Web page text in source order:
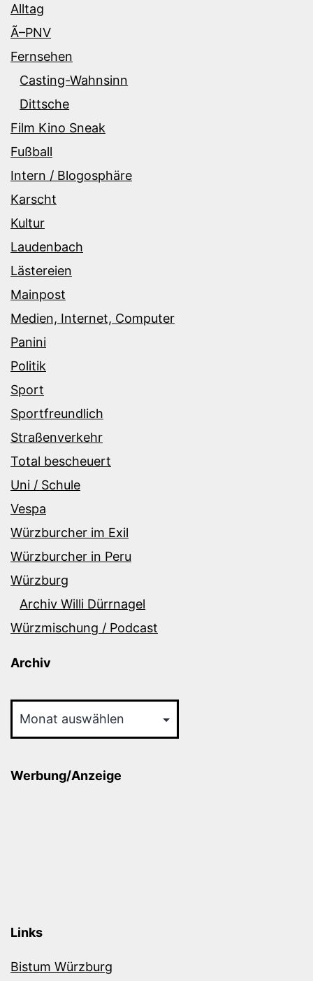
Alltag
Ã–PNV
Fernsehen
Casting-Wahnsinn
Dittsche
Film Kino Sneak
Fußball
Intern / Blogosphäre
Karscht
Kultur
Laudenbach
Lästereien
Mainpost
Medien, Internet, Computer
Panini
Politik
Sport
Sportfreundlich
Straßenverkehr
Total bescheuert
Uni / Schule
Vespa
Würzburcher im Exil
Würzburcher in Peru
Würzburg
Archiv Willi Dürrnagel
Würzmischung / Podcast
Archiv
Werbung/Anzeige
Links
Bistum Würzburg